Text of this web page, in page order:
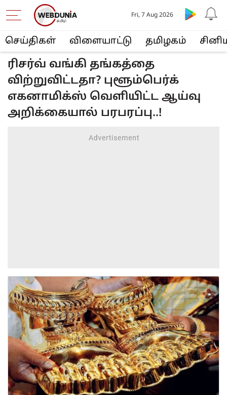
செய்திகள் விளையா‌ட்டு த‌மிழக‌ம்
Fri, 7 Aug 2026
ரிசர்வ் வங்கி தங்கத்தை
விற்றுவிட்டதா? புளூம்பெர்க்
எகனாமிக்ஸ் வெளியிட்ட ஆய்வு
அறிக்கையால் பரபரப்பு..!